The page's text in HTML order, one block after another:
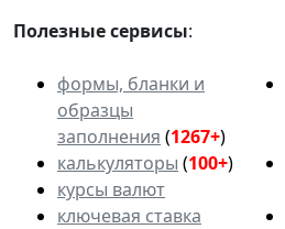
Полезные сервисы:
формы, бланки и
образцы
заполнения (1267+)
калькуляторы (100+)
курсы валют
ключевая ставка